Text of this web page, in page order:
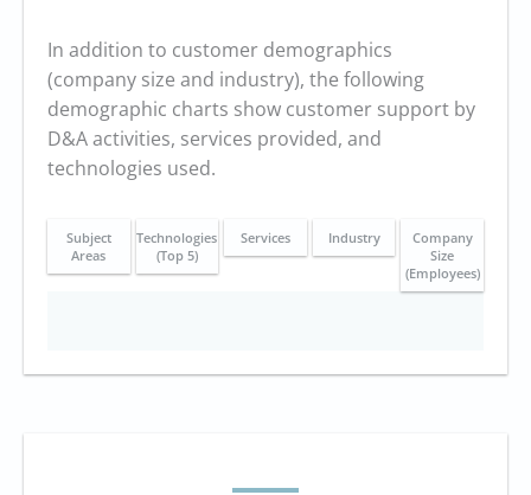
In addition to customer demographics
(company size and industry), the following
demographic charts show customer support by
D&A activities, services provided, and
technologies used.
Subject
Areas
Technologies
(Top 5)
Services Industry
Company
Size
(Employees)